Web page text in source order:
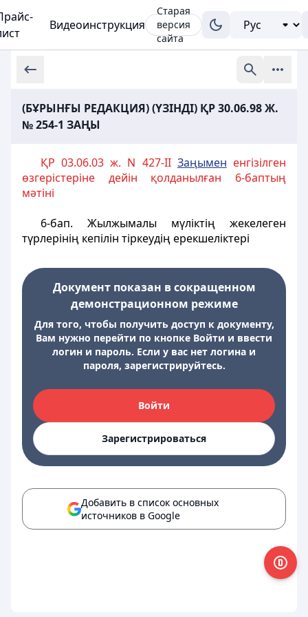
Видеоинструкция
Старая
версия
сайта
(БҰРЫНҒЫ РЕДАКЦИЯ) (ҮЗІНДІ) ҚР 30.06.98 Ж.
№ 254-1 ЗАҢЫ
ҚР 03.06.03 ж. N 427-ІІ Заңымен енгізілген
өзгерістеріне дейін қолданылған 6-баптың
мәтіні
6-бап. Жылжымалы мүлiктiң жекелеген
түрлерiнiң кепiлiн тiркеудiң ерекшелiктерi
Документ показан в сокращенном
демонстрационном режиме
Для того, чтобы получить доступ к документу,
Вам нужно перейти по кнопке Войти и ввести
логин и пароль. Если у вас нет логина и
пароля, зарегистрируйтесь.
Войти
Зарегистрироваться
Добавить в список основных
источников в Google